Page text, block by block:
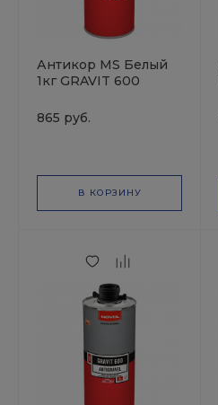
Антикор MS Белый
1кг GRAVIT 600
865 руб.
В КОРЗИНУ